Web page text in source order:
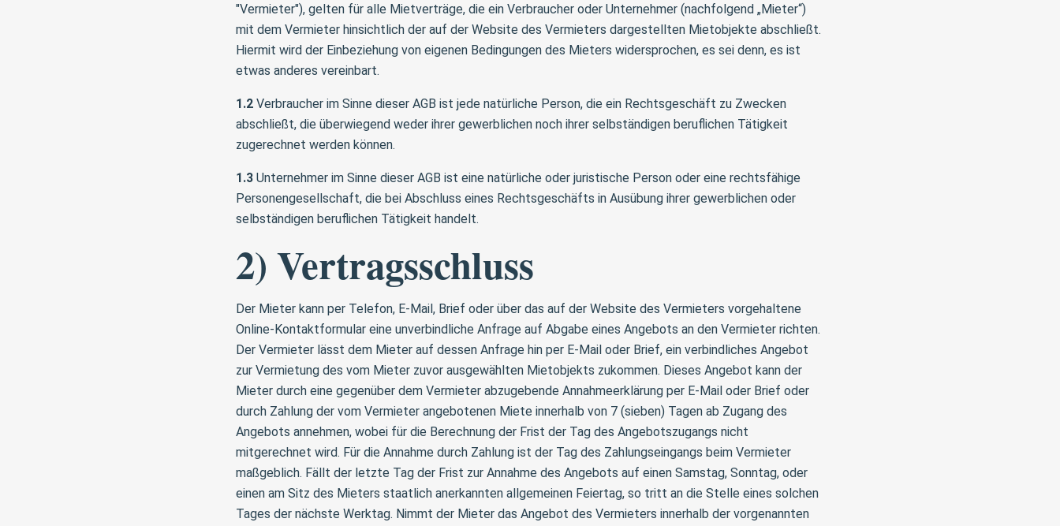
"Vermieter"), gelten für alle Mietverträge, die ein Verbraucher oder Unternehmer (nachfolgend „Mieter“)
mit dem Vermieter hinsichtlich der auf der Website des Vermieters dargestellten Mietobjekte abschließt.
Hiermit wird der Einbeziehung von eigenen Bedingungen des Mieters widersprochen, es sei denn, es ist
etwas anderes vereinbart.
1.2Verbraucher im Sinne dieser AGB ist jede natürliche Person, die ein Rechtsgeschäft zu Zwecken
abschließt, die überwiegend weder ihrer gewerblichen noch ihrer selbständigen beruflichen Tätigkeit
zugerechnet werden können.
1.3Unternehmer im Sinne dieser AGB ist eine natürliche oder juristische Person oder eine rechtsfähige
Personengesellschaft, die bei Abschluss eines Rechtsgeschäfts in Ausübung ihrer gewerblichen oder
selbständigen beruflichen Tätigkeit handelt.
2) Vertragsschluss
Der Mieter kann per Telefon, E-Mail, Brief oder über das auf der Website des Vermieters vorgehaltene
Online-Kontaktformular eine unverbindliche Anfrage auf Abgabe eines Angebots an den Vermieter richten.
Der Vermieter lässt dem Mieter auf dessen Anfrage hin per E-Mail oder Brief, ein verbindliches Angebot
zur Vermietung des vom Mieter zuvor ausgewählten Mietobjekts zukommen. Dieses Angebot kann der
Mieter durch eine gegenüber dem Vermieter abzugebende Annahmeerklärung per E-Mail oder Brief oder
durch Zahlung der vom Vermieter angebotenen Miete innerhalb von 7 (sieben) Tagen ab Zugang des
Angebots annehmen, wobei für die Berechnung der Frist der Tag des Angebotszugangs nicht
mitgerechnet wird. Für die Annahme durch Zahlung ist der Tag des Zahlungseingangs beim Vermieter
maßgeblich. Fällt der letzte Tag der Frist zur Annahme des Angebots auf einen Samstag, Sonntag, oder
einen am Sitz des Mieters staatlich anerkannten allgemeinen Feiertag, so tritt an die Stelle eines solchen
Tages der nächste Werktag. Nimmt der Mieter das Angebot des Vermieters innerhalb der vorgenannten